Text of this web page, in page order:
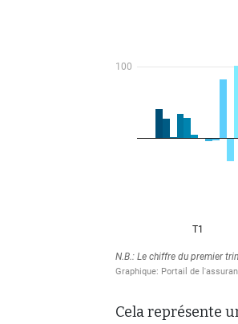
Cela représente